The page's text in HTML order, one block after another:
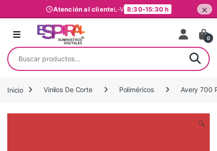
Atención al clienteL-V 8:30-15:30 h ×
Ir al contenido
0
Buscar por:
Inicio Vinilos De Corte Poliméricos Avery 700
🔍